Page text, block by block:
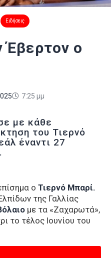
Ειδήσεις
Έβερτον ο
7:25 μμ
με κάθε
του Τιερνό
έναντι 27
ο Τιερνό Μπαρί.
της Γαλλίας
με τα «Ζαχαρωτά»,
το τέλος Ιουνίου του